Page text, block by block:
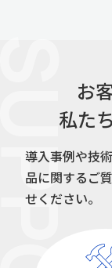
お
私た
導入事例や技
品に関するご
せください。